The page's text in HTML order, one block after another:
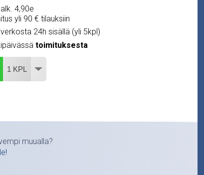
4,90e
yli 90 € tilauksiin
24h sisällä (yli 5kpl)
toimituksesta
muualla?